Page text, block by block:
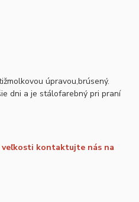
úpravou,brúsený.
dni a je stálofarebný pri praní
veľkosti kontaktujte nás na